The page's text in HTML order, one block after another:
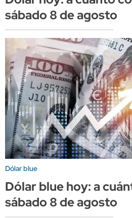
sábado 8 de agosto
Dólar blue
Dólar blue hoy: a
sábado 8 de agosto